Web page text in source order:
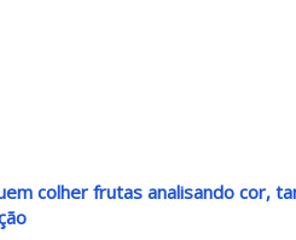
colher frutas analisando cor,